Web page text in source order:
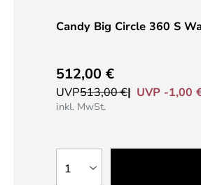
Candy Big Circle 360 S
512,00 €
UVP513,00 € UVP -1,00
inkl. MwSt.
1